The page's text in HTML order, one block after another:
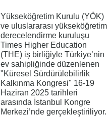
Yükseköğretim Kurulu (YÖK)
ve uluslararası yükseköğretim
derecelendirme kuruluşu
Times Higher Education
(THE) iş birliğiyle Türkiye’nin
ev sahipliğinde düzenlenen
"Küresel Sürdürülebilirlik
Kalkınma Kongresi" 16-19
Haziran 2025 tarihleri
arasında İstanbul Kongre
Merkezi’nde gerçekleştiriliyor.